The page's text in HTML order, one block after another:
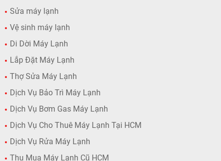
Sửa máy lạnh
Vệ sinh máy lạnh
Di Dời Máy Lạnh
Lắp Đặt Máy Lạnh
Thợ Sửa Máy Lạnh
Dịch Vụ Bảo Trì Máy Lạnh
Dịch Vụ Bơm Gas Máy Lạnh
Dịch Vụ Cho Thuê Máy Lạnh Tại HCM
Dịch Vụ Rửa Máy Lạnh
Thu Mua Máy Lạnh Cũ HCM